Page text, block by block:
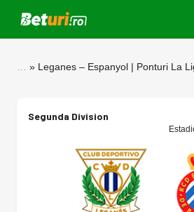
Leganes – Espanyol | Ponturi La
Segunda Division